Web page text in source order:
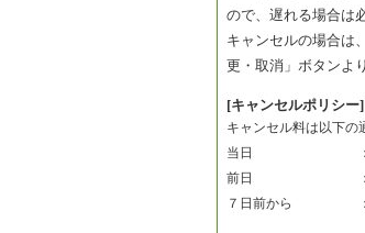
ので、遅れる場合は
キャンセルの場合は
更・取消」ボタンよ
[キャンセルポリシー]
キャンセル料は以下の
当日　　　　　　　　
前日　　　　　　　　
７日前から　　　　